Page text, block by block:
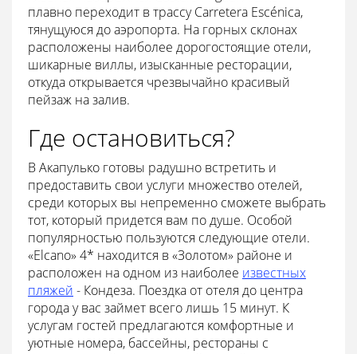
плавно переходит в трассу Carretera Escénica,
тянущуюся до аэропорта. На горных склонах
расположены наиболее дорогостоящие отели,
шикарные виллы, изысканные ресторации,
откуда открывается чрезвычайно красивый
пейзаж на залив.
Где остановиться?
В Акапулько готовы радушно встретить и
предоставить свои услуги множество отелей,
среди которых вы непременно сможете выбрать
тот, который придется вам по душе. Особой
популярностью пользуются следующие отели.
«Elcano» 4* находится в «Золотом» районе и
расположен на одном из наиболее известных
пляжей - Кондеза. Поездка от отеля до центра
города у вас займет всего лишь 15 минут. К
услугам гостей предлагаются комфортные и
уютные номера, бассейны, рестораны с